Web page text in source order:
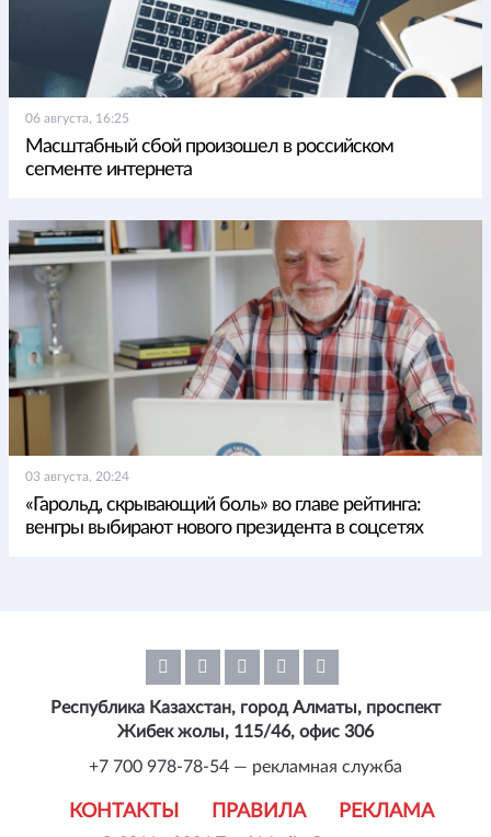
06 августа, 16:25
Масштабный сбой произошел в российском
сегменте интернета
03 августа, 20:24
«Гарольд, скрывающий боль» во главе рейтинга:
венгры выбирают нового президента в соцсетях
КОНТАКТЫ ПРАВИЛА РЕКЛАМА
Республика Казахстан, город Алматы, проспект
Жибек жолы, 115/46, офис 306
+7 700 978-78-54 — рекламная служба